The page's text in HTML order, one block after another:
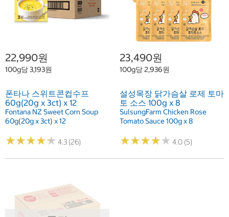
22,990원
100g당 3,193원
폰타나 스위트콘컵수프
60g(20g x 3ct) x 12
Fontana NZ Sweet Corn Soup
60g(20g x 3ct) x 12
★★★★★
★★★★★ 4.3 (26)
23,490원
100g당 2,936원
설성목장 닭가슴살 로제 토마
토 소스 100g x 8
SulsungFarm Chicken Rose
Tomato Sauce 100g x 8
★★★★★
★★★★★ 4.0 (5)